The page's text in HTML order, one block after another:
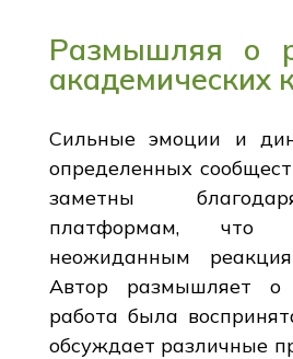
Размышляя о
академических
Сильные эмоции и
определенных
заметны
платформам, что
неожиданным
Автор размышляет
работа была
обсуждает различные